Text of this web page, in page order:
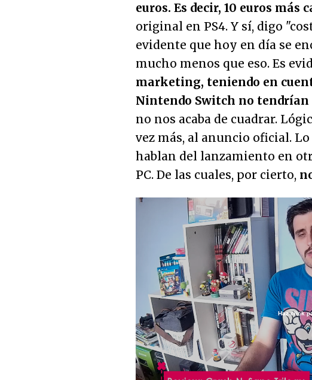
euros. Es decir, 10 euros más
original en PS4. Y sí, digo
evidente que hoy en día se
mucho menos que eso. Es
marketing, teniendo en
Nintendo Switch no
no nos acaba de cuadrar.
vez más, al anuncio oficial.
hablan del lanzamiento en
PC. De las cuales, por cierto,
Loaded
6.45%
Haz click